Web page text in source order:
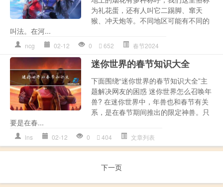
为礼花蛋，还有人叫它二踢脚、窜天
猴、冲天炮等。不同地区可能有不同的
叫法。在河...
ncg 02-12 0 652 春节2024
迷你世界的春节知识大全
下面围绕“迷你世界的春节知识大全”主
题解决网友的困惑 迷你世界怎么召唤年
兽? 在迷你世界中，年兽也和春节有关
系，是在春节期间推出的限定神兽。只
要是在春...
lns 02-12 0 404 文章列表
下一页